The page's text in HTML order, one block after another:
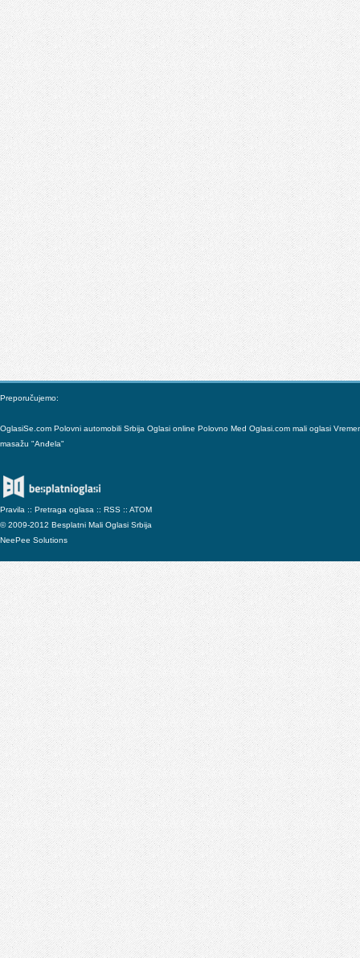
Preporučujemo:
OglasiSe.com Polovni automobili Srbija Oglasi online Polovno Med Oglasi.com mali oglasi
masažu "Anđela"
Pravila :: Pretraga oglasa :: RSS :: ATOM
© 2009-2012 Besplatni Mali Oglasi Srbija
NeePee Solutions